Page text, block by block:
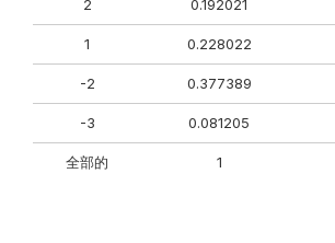
2 0.192021
1 0.228022
-2 0.377389
-3 0.081205
全部的 1